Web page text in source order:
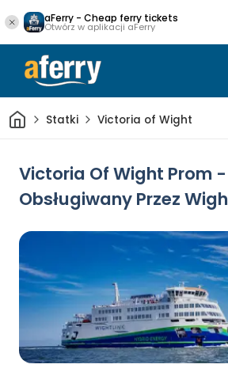
aFerry - Cheap ferry tickets
Otwórz w aplikacji aFerry
DomStatki Victoria of Wight
Victoria Of Wight Prom -
Obsługiwany Przez